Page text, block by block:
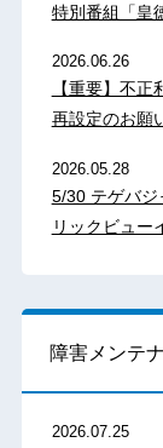
特別番組「皇
2026.06.26
【重要】不
再設定のお願
2026.05.28
5/30 テゲバ
リックビュー
障害メンテ
2026.07.25